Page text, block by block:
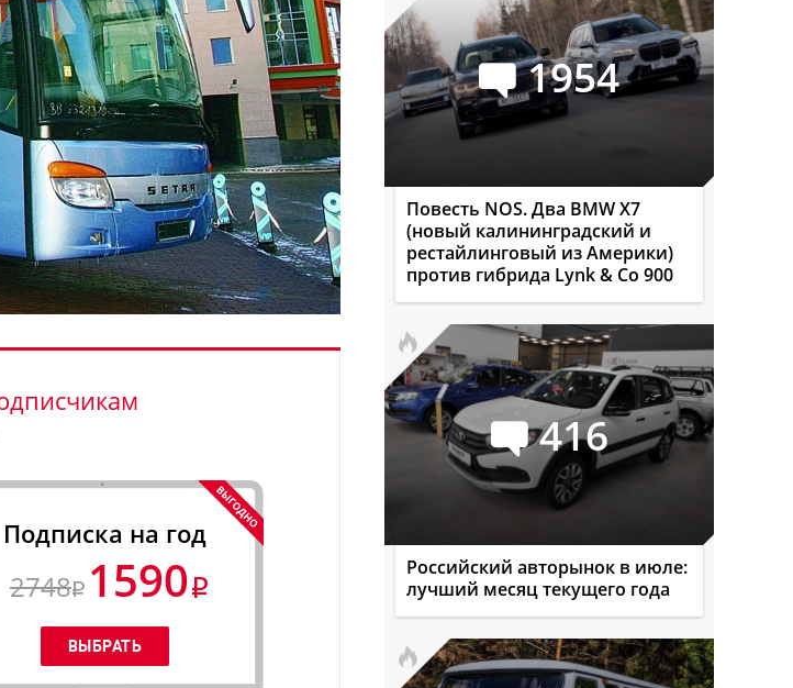
Подписка на год
2748 1590
1954
Повесть NOS. Два BMW X7
(новый калининградский и
рестайлинговый из Америки)
против гибрида Lynk & Co 900
416
Российский авторынок в июле:
лучший месяц текущего года